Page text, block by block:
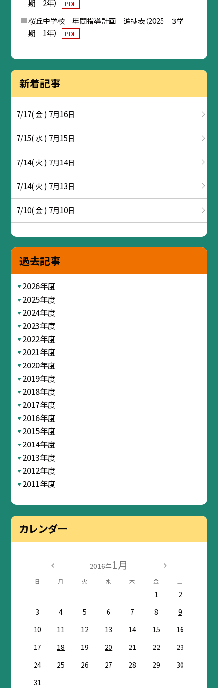
期 2年） PDF
桜丘中学校 年間指導計画 進捗表（2025 ３学
期 1年）
PDF
新着記事
7/17( 金 ) 7月16日
7/15( 水 ) 7月15日
7/14( 火 ) 7月14日
7/14( 火 ) 7月13日
7/10( 金 ) 7月10日
過去記事
2026年度
2025年度
2024年度
2023年度
2022年度
2021年度
2020年度
2019年度
2018年度
2017年度
2016年度
2015年度
2014年度
2013年度
2012年度
2011年度
カレンダー
2016年1月
日 月 火 水 木 金 土
1
2
3
4 5 6 7 8
9
10
11 12 13 14 15
16
17
18 19 20 21 22
23
24
25 26 27 28 29
30
31